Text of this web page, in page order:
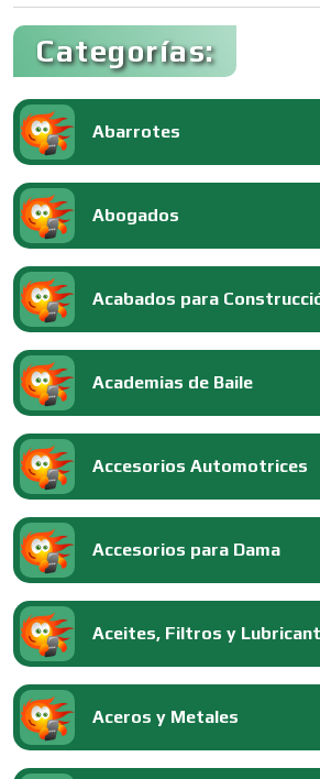
Categorías:
Abarrotes
Abogados
Acabados para
Academias de Baile
Accesorios Automotrices
Accesorios para Dama
Aceites, Filtros y
Aceros y Metales